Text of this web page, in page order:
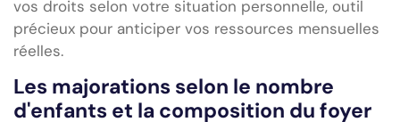
vos droits selon votre situation personnelle, outil
précieux pour anticiper vos ressources mensuelles
réelles.
Les majorations selon le nombre
d'enfants et la composition du foyer